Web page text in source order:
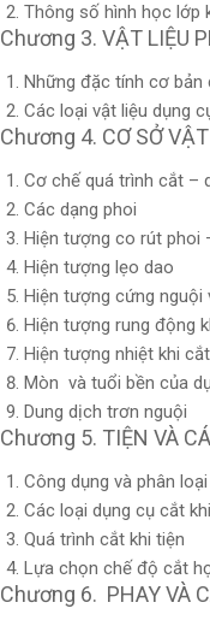
Thông số hình học lớp
Chương 3. VẬT LIỆU
Những đặc tính cơ bản
Các loại vật liệu dụng
Chương 4. CƠ SỞ
Cơ chế quá trình cắt –
Các dạng phoi
Hiện tượng co rút phoi
Hiện tượng lẹo dao
Hiện tượng cứng
Hiện tượng rung động
Hiện tượng nhiệt khi cắt
Mòn và tuổi bền của
Dung dịch trơn nguội
Chương 5. TIỆN VÀ
Công dụng và phân loại
Các loại dụng cụ cắt
Quá trình cắt khi tiện
Lựa chọn chế độ cắt
Chương 6. PHAY VÀ